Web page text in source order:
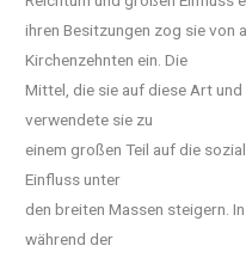
ihren Besitzungen zog sie von
Kirchenzehnten ein. Die
Mittel, die sie auf diese Art
verwendete sie zu
einem großen Teil auf die
Einfluss unter
den breiten Massen steigern.
während der